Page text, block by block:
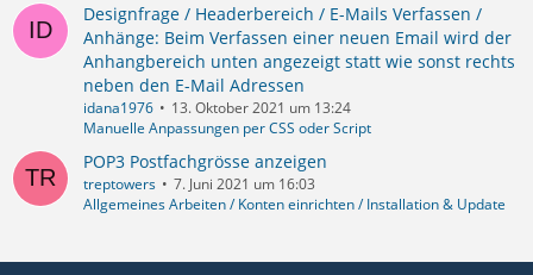
Designfrage / Headerbereich / E-Mails Verfassen /
Anhänge: Beim Verfassen einer neuen Email wird der
Anhangbereich unten angezeigt statt wie sonst rechts
neben den E-Mail Adressen
idana1976
13. Oktober 2021 um 13:24
Manuelle Anpassungen per CSS oder Script
POP3 Postfachgrösse anzeigen
treptowers
7. Juni 2021 um 16:03
Allgemeines Arbeiten / Konten einrichten / Installation & Update